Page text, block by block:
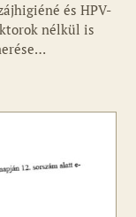
és HPV-
nélkül is